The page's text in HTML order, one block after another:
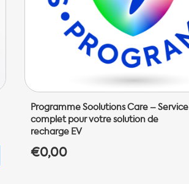
Programme Soolutions Care – Service
complet pour votre solution de
recharge EV
€0,00